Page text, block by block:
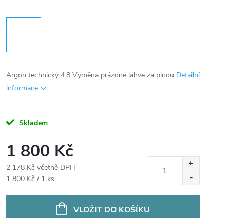
Argon technický 4.8 Výměna prázdné láhve za plnou Detailní
informace
Skladem
1 800 Kč
2 178 Kč včetně DPH
Měrná
1 800 Kč / 1 ks
VLOŽIT DO KOŠÍKU